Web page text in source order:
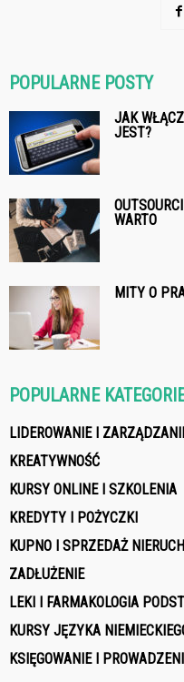
POPULARNE POSTY
JAK
JEST?
WARTO
MITY O
POPULARNE
LIDEROWANIE I
KREATYWNOŚĆ
KURSY ONLINE I SZKOLENIA
KREDYTY I POŻYCZKI
KUPNO I SPRZEDAŻ
ZADŁUŻENIE
LEKI I FARMAKOLOGIA
KURSY JĘZYKA
KSIĘGOWANIE I